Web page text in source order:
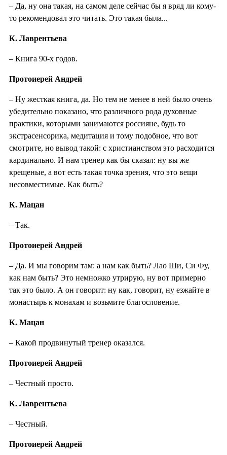
– Да, ну она такая, на самом деле сейчас бы я вряд ли кому-
то рекомендовал это читать. Это такая была...
К. Лаврентьева
– Книга 90-х годов.
Протоиерей Андрей
– Ну жесткая книга, да. Но тем не менее в ней было очень
убедительно показано, что различного рода духовные
практики, которыми занимаются россияне, будь то
экстрасенсорика, медитация и тому подобное, что вот
смотрите, но вывод такой: с христианством это расходится
кардинально. И нам тренер как бы сказал: ну вы же
крещеные, а вот есть такая точка зрения, что это вещи
несовместимые. Как быть?
К. Мацан
– Так.
Протоиерей Андрей
– Да. И мы говорим там: а нам как быть? Лао Ши, Си Фу,
как нам быть? Это немножко утрирую, ну вот примерно
так это было. А он говорит: ну как, говорит, ну езжайте в
монастырь к монахам и возьмите благословение.
К. Мацан
– Какой продвинутый тренер оказался.
Протоиерей Андрей
– Честный просто.
К. Лаврентьева
– Честный.
Протоиерей Андрей